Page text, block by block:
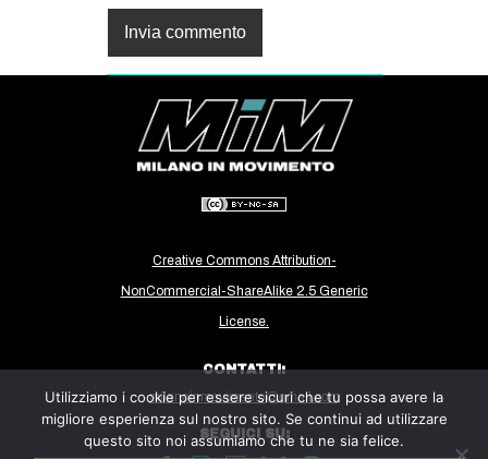
Creative Commons Attribution-
NonCommercial-ShareAlike 2.5 Generic
License.
CONTATTI:
milanoinmovimento@gmail.com
SEGUICI SU:
Utilizziamo i cookie per essere sicuri che tu possa avere la
migliore esperienza sul nostro sito. Se continui ad utilizzare
questo sito noi assumiamo che tu ne sia felice.